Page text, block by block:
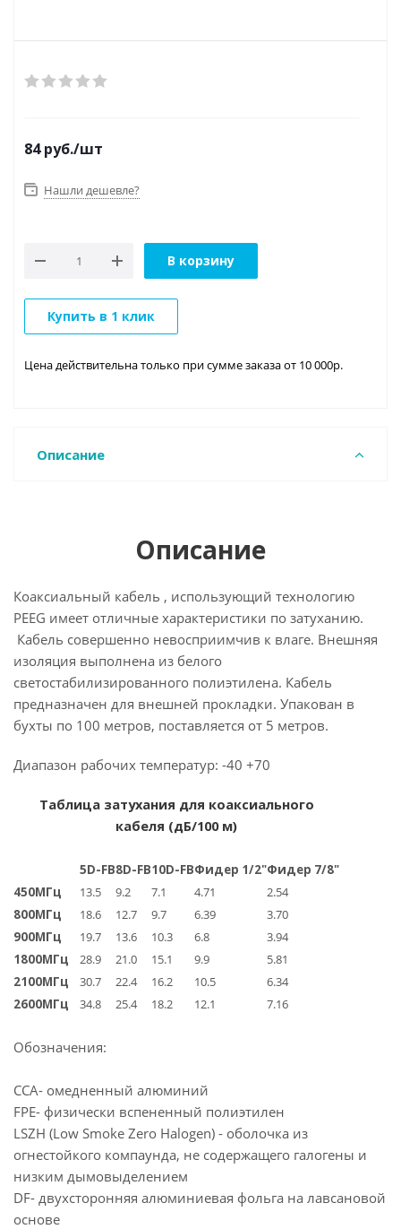
84руб./шт
Нашли дешевле?
В корзину
Купить в 1 клик
Цена действительна только при сумме заказа от 10 000р.
Описание
Описание
Коаксиальный кабель , использующий технологию
PEEG имеет отличные характеристики по затуханию.
Кабель совершенно невосприимчив к влаге. Внешняя
изоляция выполнена из белого
светостабилизированного полиэтилена. Кабель
предназначен для внешней прокладки. Упакован в
бухты по 100 метров, поставляется от 5 метров.
Диапазон рабочих температур: -40 +70
Таблица затухания для коаксиального
кабеля (дБ/100 м)
5D-FB8D-FB10D-FBФидер 1/2"Фидер 7/8"
450МГц
13.5 9.2 7.1 4.71
2.54
800МГц
18.6 12.7 9.7 6.39
3.70
900МГц
19.7 13.6 10.3 6.8
3.94
1800МГц 28.9 21.0 15.1 9.9
5.81
2100МГц 30.7 22.4 16.2 10.5
6.34
2600МГц
34.8 25.4 18.2 12.1 7.16
Обозначения:
CCA- омедненный алюминий
FPE- физически вспененный полиэтилен
LSZH (Low Smoke Zero Halogen) - оболочка из
огнестойкого компаунда, не содержащего галогены и
низким дымовыделением
DF- двухсторонняя алюминиевая фольга на лавсановой
основе